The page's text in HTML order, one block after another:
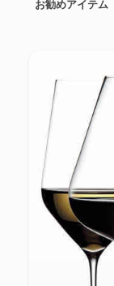
お勧めアイテム